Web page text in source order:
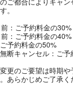
。
：ご予約料金の30%
：ご予約料金の40%
予約料金の50%
断キャンセル：ご
更のご要望は時期
あらかじめご了承く